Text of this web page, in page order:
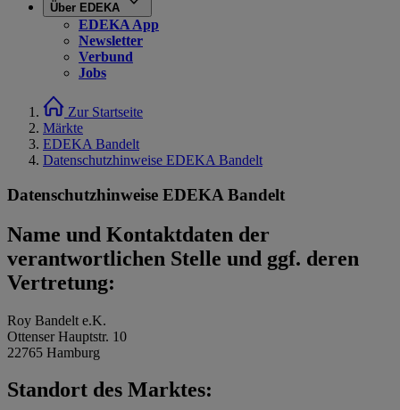
Über EDEKA
EDEKA App
Newsletter
Verbund
Jobs
Zur Startseite
Märkte
EDEKA Bandelt
Datenschutzhinweise EDEKA Bandelt
Datenschutzhinweise EDEKA Bandelt
Name und Kontaktdaten der
verantwortlichen Stelle und ggf. deren
Vertretung:
Roy Bandelt e.K.
Ottenser Hauptstr. 10
22765 Hamburg
Standort des Marktes: